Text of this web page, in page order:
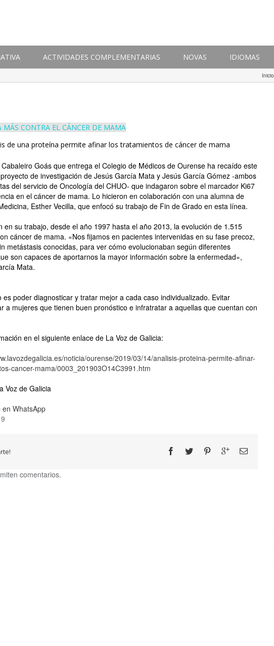
ACTIVIDADES COMPLEMENTARIAS NOVAS IDIOMAS
Inicio
MÁS CONTRA EL CÁNCER DE MAMA
de una proteína permite afinar los tratamientos de cáncer de mama
Cabaleiro Goás que entrega el Colegio de Médicos de Ourense ha recaído este
de investigación de Jesús García Mata y Jesús García Gómez -ambos
del servicio de Oncología del CHUO- que indagaron sobre el marcador Ki67
en el cáncer de mama. Lo hicieron en colaboración con una alumna de
Esther Vecilla, que enfocó su trabajo de Fin de Grado en esta línea.
en su trabajo, desde el año 1997 hasta el año 2013, la evolución de 1.515
cáncer de mama. «Nos fijamos en pacientes intervenidas en su fase precoz,
metástasis conocidas, para ver cómo evolucionaban según diferentes
son capaces de aportarnos la mayor información sobre la enfermedad»,
Mata.
es poder diagnosticar y tratar mejor a cada caso individualizado. Evitar
a mujeres que tienen buen pronóstico e infratratar a aquellas que cuentan con
en el siguiente enlace de La Voz de Galicia:
noticia/ourense/2019/03/14/analisis-proteina-permite-afinar-
cancer-mama/0003_201903O14C3991.htm
Voz de Galicia
WhatsApp
comentarios.